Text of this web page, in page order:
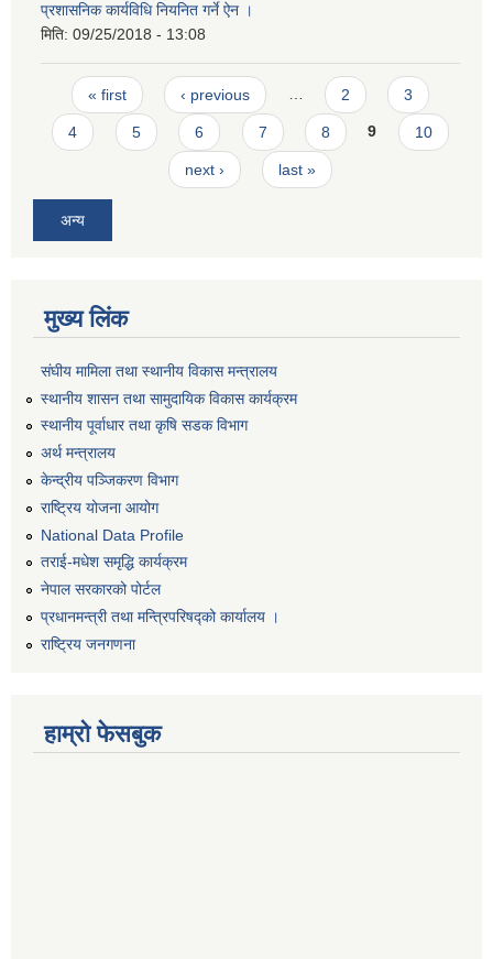
प्रशासनिक कार्यविधि नियनित गर्ने ऐन ।
मिति: 09/25/2018 - 13:08
Pages
« first ‹ previous … 2 3
4 5 6 7 8 9 10
next › last »
अन्य
मुख्य लिंक
संघीय मामिला तथा स्थानीय विकास मन्त्रालय
स्थानीय शासन तथा सामुदायिक विकास कार्यक्रम
स्थानीय पूर्वाधार तथा कृषि सडक विभाग
अर्थ मन्त्रालय
केन्द्रीय पञ्जिकरण विभाग
राष्ट्रिय योजना आयोग
National Data Profile
तराई-मधेश समृद्धि कार्यक्रम
नेपाल सरकारको पोर्टल
प्रधानमन्त्री तथा मन्त्रिपरिषद्को कार्यालय ।
राष्ट्रिय जनगणना
हाम्रो फेसबुक